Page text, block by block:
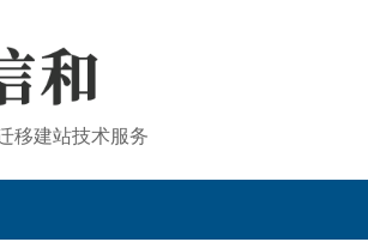
移建站技术服务